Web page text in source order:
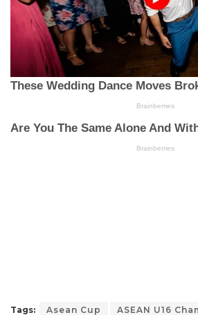
Tags: Asean Cup
ASEAN U16